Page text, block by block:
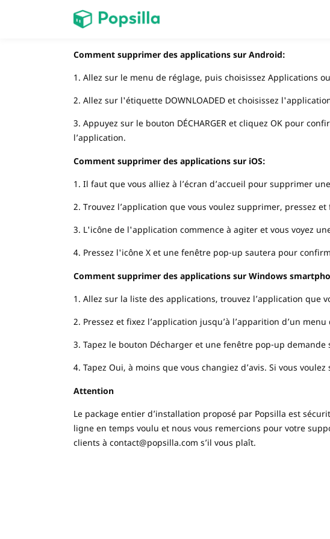
Jeux
Prix Carburant
Comment supprimer des applications sur Android:
1. Allez sur le menu de réglage, puis choisissez Applications
2. Allez sur l'étiquette DOWNLOADED et choisissez
3. Appuyez sur le bouton DÉCHARGER et cliquez OK pour
l’application.
Comment supprimer des applications sur iOS:
1. Il faut que vous alliez à l’écran d’accueil pour supprimer
2. Trouvez l’application que vous voulez supprimer, pressez
3. L'icône de l'application commence à agiter et vous voyez
4. Pressez l'icône X et une fenêtre pop-up sautera pour
Comment supprimer des applications sur Windows
1. Allez sur la liste des applications, trouvez l’application que
2. Pressez et fixez l’application jusqu’à l’apparition d’un
3. Tapez le bouton Décharger et une fenêtre pop-up
4. Tapez Oui, à moins que vous changiez d’avis. Si vous
Attention
Le package entier d’installation proposé par Popsilla est
ligne en temps voulu et nous vous remercions pour votre
clients à contact@popsilla.com s’il vous plaît.